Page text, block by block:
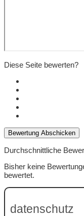
Diese Seite bewerten?
Bewertung Abschicken
Durchschnittliche
Bisher keine
bewertet.
datenschutz